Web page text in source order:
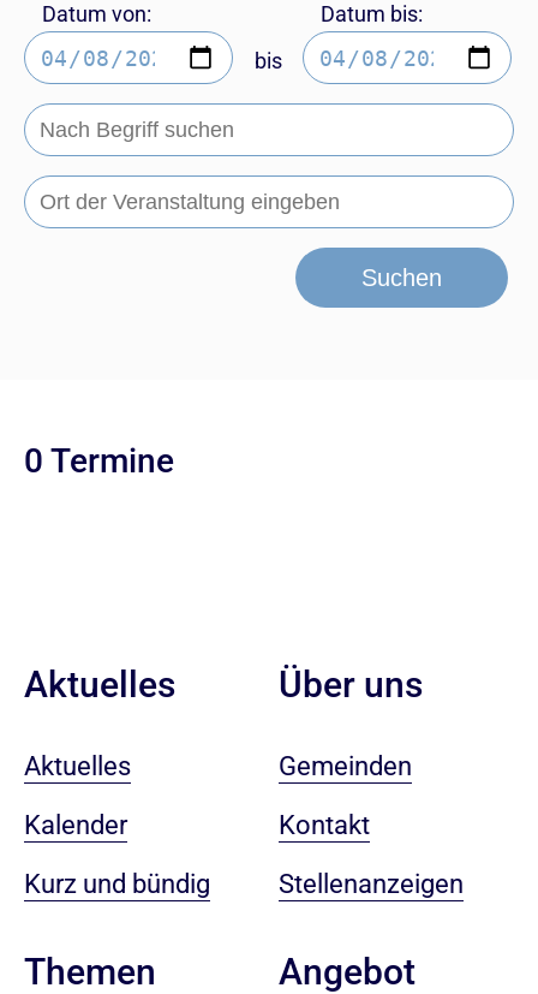
Datum von:
bis
Datum bis:
Suchen
0 Termine
Aktuelles
Aktuelles
Kalender
Kurz und bündig
Themen
Über uns
Gemeinden
Kontakt
Stellenanzeigen
Angebot